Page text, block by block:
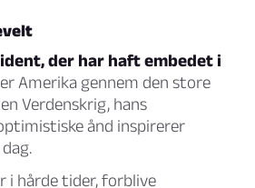
der har haft embedet i
Amerika gennem den store
Verdenskrig, hans
ånd inspirerer
i hårde tider, forblive